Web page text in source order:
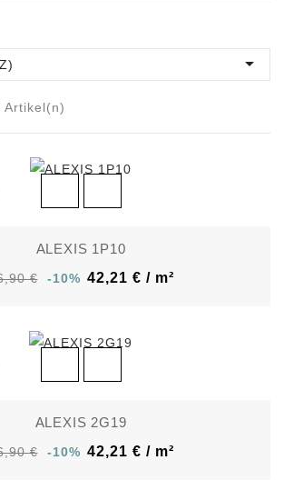

Artikel(n)
ALEXIS 1P10
€ -10% 42,21 € / m²
ALEXIS 2G19
€ -10% 42,21 € / m²